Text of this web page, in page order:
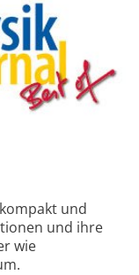
und
und ihre
wie